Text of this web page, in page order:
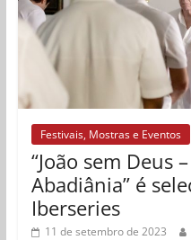
Festivais, Mostras e Eventos
“João sem Deus
Abadiânia” é
Iberseries
11 de setembro de 2023